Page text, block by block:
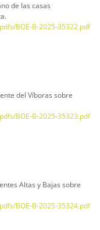
de las casas
BOE-B-2025-35322.pdf
del Víboras sobre
BOE-B-2025-35323.pdf
Altas y Bajas sobre
BOE-B-2025-35324.pdf